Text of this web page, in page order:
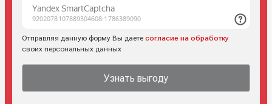
Отправляя данную форму Вы даете согласие на обработку
своих персональных данных
Узнать выгоду